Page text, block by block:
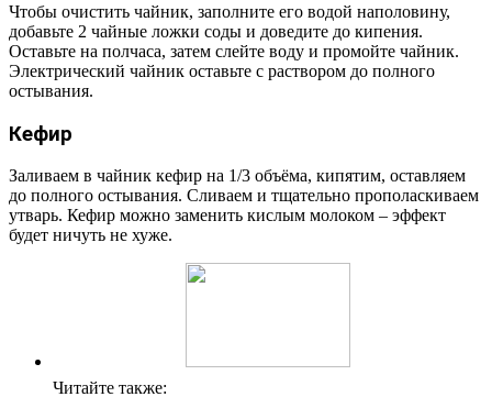
Чтобы очистить чайник, заполните его водой наполовину,
добавьте 2 чайные ложки соды и доведите до кипения.
Оставьте на полчаса, затем слейте воду и промойте чайник.
Электрический чайник оставьте с раствором до полного
остывания.
Кефир
Заливаем в чайник кефир на 1/3 объёма, кипятим, оставляем
до полного остывания. Сливаем и тщательно прополаскиваем
утварь. Кефир можно заменить кислым молоком – эффект
будет ничуть не хуже.
Читайте также: